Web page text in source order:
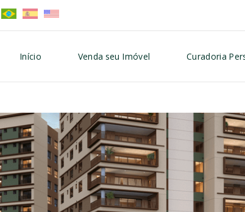
Início Venda seu Imóvel Curadoria